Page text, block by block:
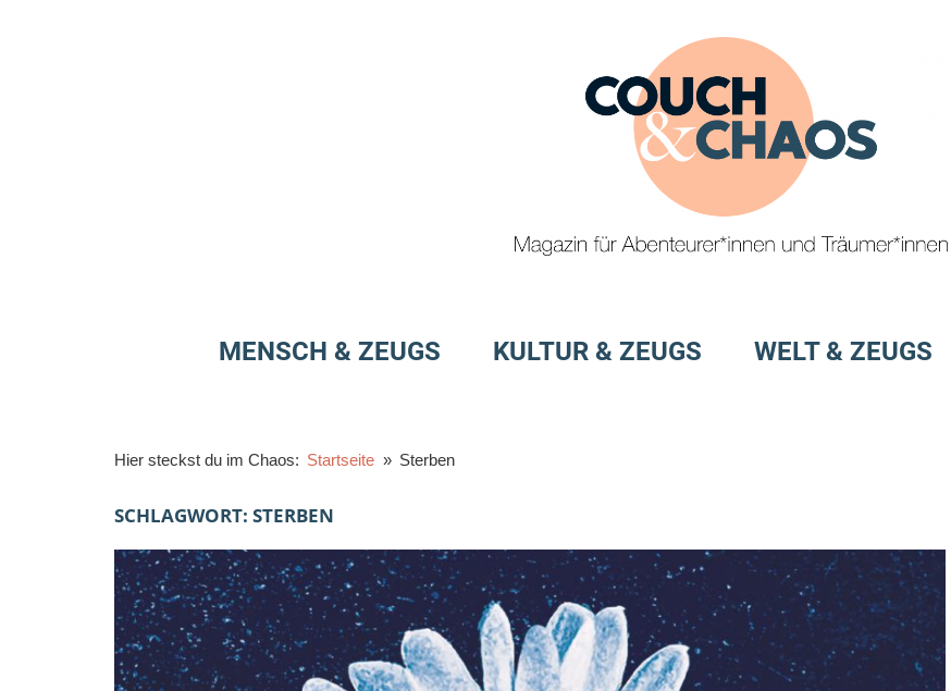
&
Abenteurer*innen
MENSCH & ZEUGS KULTUR & ZEUGS WELT & ZEUGS
Hier steckst du im Chaos: Startseite Sterben
SCHLAGWORT: STERBEN